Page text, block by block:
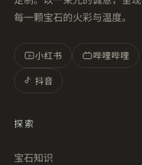
每一颗宝石的火彩与温度。
小 小红书
哔哩哔哩
抖音
探索
宝石知识